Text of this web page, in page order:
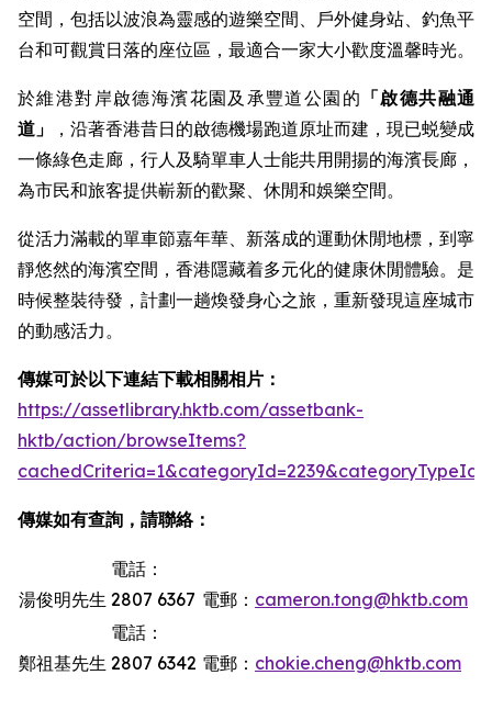
空間，包括以波浪為靈感的遊樂空間、戶外健身站、釣魚平
台和可觀賞日落的座位區，最適合一家大小歡度溫馨時光。
於維港對岸啟德海濱花園及承豐道公園的 「啟德共融通
道 」
，沿著香港昔日的啟德機場跑道原址而建，現已蜕變成
一條綠色走廊，行人及騎單車人士能共用開揚的海濱長廊，
為市民和旅客提供嶄新的歡聚、休閒和娛樂空間。
從活力滿載的單車節嘉年華、新落成的運動休閒地標，到寧
靜悠然的海濱空間，香港隱藏着多元化的健康休閒體驗。是
時候整裝待發，計劃一趟煥發身心之旅，重新發現這座城市
的動感活力。
傳媒可於以下連結下載相關相片：
https://assetlibrary.hktb.com/assetbank-
hktb/action/browseItems?
傳媒如有查詢，請聯絡：
湯俊明先生
電話：
2807 6367 電郵： cameron.tong@hktb.com
鄭祖基先生
電話：
2807 6342 電郵： chokie.cheng@hktb.com